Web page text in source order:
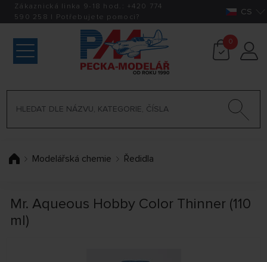
Zákaznická linka 9-18 hod.: +420 774
590 258 | Potřebujete pomoci? CS
0
Modelářská chemie Ředidla
Mr. Aqueous Hobby Color Thinner (110
ml)